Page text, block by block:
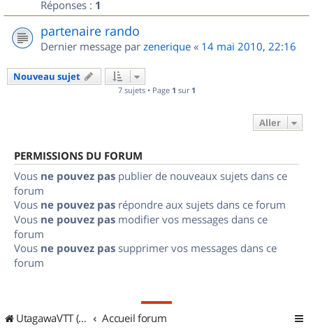
Réponses : 1
partenaire rando
Dernier message par zenerique « 14 mai 2010, 22:16
Nouveau sujet
7 sujets • Page 1 sur 1
Aller
PERMISSIONS DU FORUM
Vous ne pouvez pas publier de nouveaux sujets dans ce
forum
Vous ne pouvez pas répondre aux sujets dans ce forum
Vous ne pouvez pas modifier vos messages dans ce
forum
Vous ne pouvez pas supprimer vos messages dans ce
forum
UtagawaVTT (Randos VTT et VTTAE avec traces GPS) Accueil forum